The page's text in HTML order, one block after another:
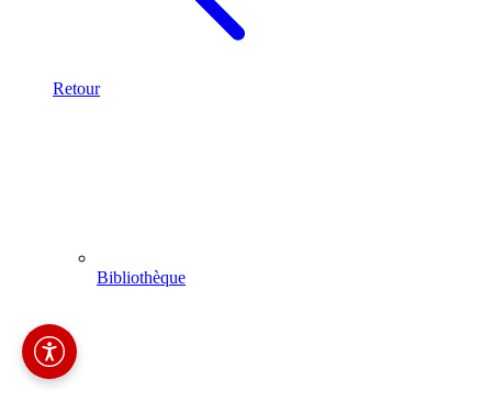
Retour
Bibliothèque